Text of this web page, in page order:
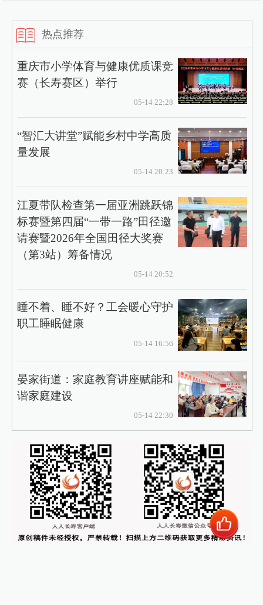
热点推荐
重庆市小学体育与健康优质课竞
赛（长寿赛区）举行
05-14 22:28
“智汇大讲堂”赋能乡村中学高质
量发展
05-14 20:23
江夏带队检查第一届亚洲跳跃锦
标赛暨第四届“一带一路”田径邀
请赛暨2026年全国田径大奖赛
（第3站）筹备情况
05-14 20:52
​睡不着、睡不好？工会暖心守护
职工睡眠健康
05-14 16:56
晏家街道：家庭教育讲座赋能和
谐家庭建设
05-14 22:30